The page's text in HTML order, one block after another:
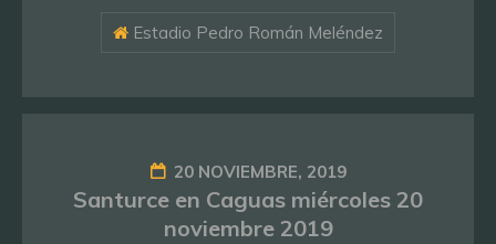
Estadio Pedro Román Meléndez
20 NOVIEMBRE, 2019
Santurce en Caguas miércoles 20
noviembre 2019